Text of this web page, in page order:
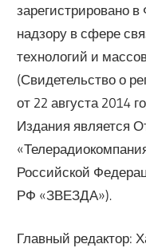
зарегистрировано
надзору в сфере
технологий и
(Свидетельство о
от 22 августа 2014
Издания является
Российской
РФ «ЗВЕЗДА»).
Главный редактор: